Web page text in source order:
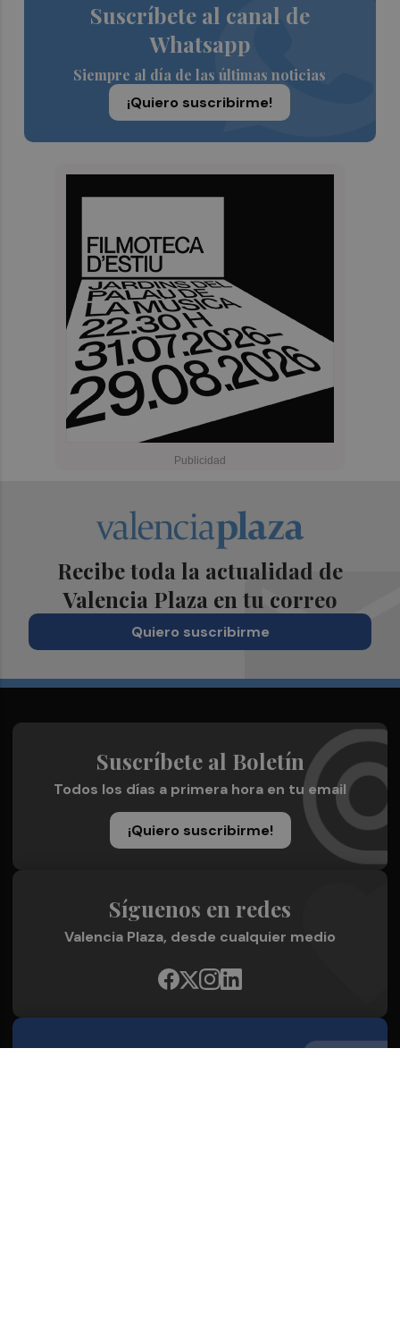
Suscríbete al canal de
Whatsapp
Siempre al día de las últimas noticias
¡Quiero suscribirme!
Recibe toda la actualidad de
Valencia Plaza en tu correo
Quiero suscribirme
Suscríbete al Boletín
Todos los días a primera hora en tu email
¡Quiero suscribirme!
Síguenos en redes
Valencia Plaza, desde cualquier medio
Quienes Somos